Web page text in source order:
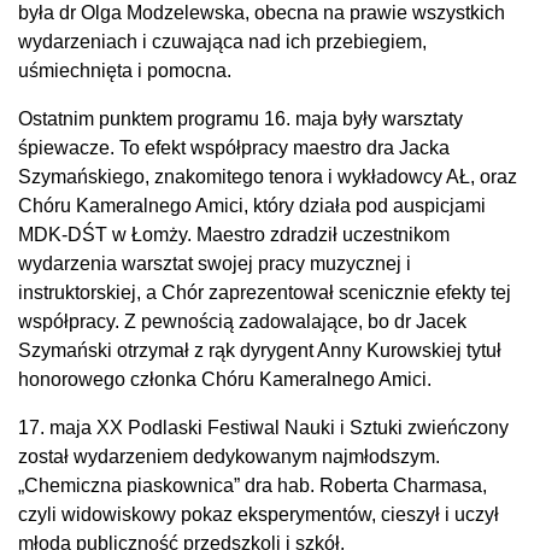
była dr Olga Modzelewska, obecna na prawie wszystkich
wydarzeniach i czuwająca nad ich przebiegiem,
uśmiechnięta i pomocna.
Ostatnim punktem programu 16. maja były warsztaty
śpiewacze. To efekt współpracy maestro dra Jacka
Szymańskiego, znakomitego tenora i wykładowcy AŁ, oraz
Chóru Kameralnego Amici, który działa pod auspicjami
MDK-DŚT w Łomży. Maestro zdradził uczestnikom
wydarzenia warsztat swojej pracy muzycznej i
instruktorskiej, a Chór zaprezentował scenicznie efekty tej
współpracy. Z pewnością zadowalające, bo dr Jacek
Szymański otrzymał z rąk dyrygent Anny Kurowskiej tytuł
honorowego członka Chóru Kameralnego Amici.
17. maja XX Podlaski Festiwal Nauki i Sztuki zwieńczony
został wydarzeniem dedykowanym najmłodszym.
„Chemiczna piaskownica” dra hab. Roberta Charmasa,
czyli widowiskowy pokaz eksperymentów, cieszył i uczył
młodą publiczność przedszkoli i szkół.